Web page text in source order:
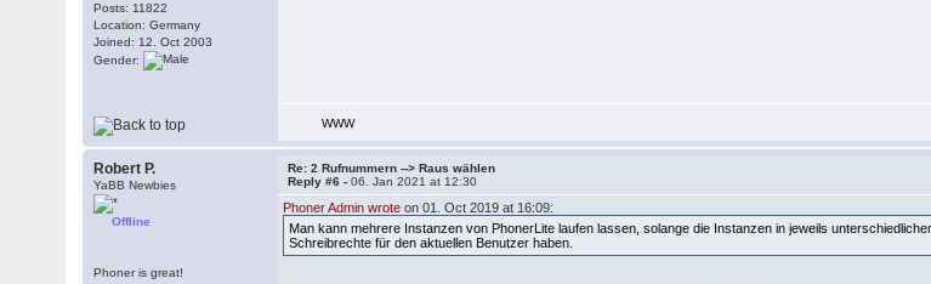
Posts: 11822
Location: Germany
Joined: 12. Oct 2003
Gender:
WWW
Robert P.
YaBB Newbies
Offline
Phoner is great!
Re: 2 Rufnummern --> Raus wählen
Reply #6 -06. Jan 2021 at 12:30
Phoner Admin wrote on 01. Oct 2019 at 16:09:
Man kann mehrere Instanzen von PhonerLite laufen lassen, solange die Instanzen in jeweils
Schreibrechte für den aktuellen Benutzer haben.